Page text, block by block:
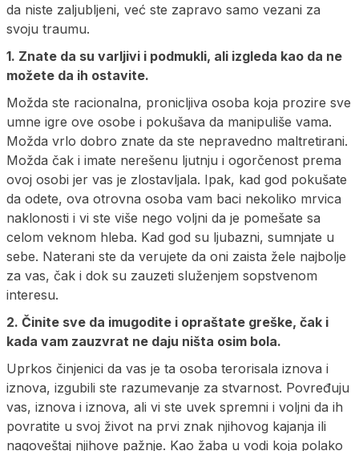
da niste zaljubljeni, već ste zapravo samo vezani za
svoju traumu.
1. Znate da su varljivi i podmukli, ali izgleda kao da ne
možete da ih ostavite.
Možda ste racionalna, pronicljiva osoba koja prozire sve
umne igre ove osobe i pokušava da manipuliše vama.
Možda vrlo dobro znate da ste nepravedno maltretirani.
Možda čak i imate nerešenu ljutnju i ogorčenost prema
ovoj osobi jer vas je zlostavljala. Ipak, kad god pokušate
da odete, ova otrovna osoba vam baci nekoliko mrvica
naklonosti i vi ste više nego voljni da je pomešate sa
celom veknom hleba. Kad god su ljubazni, sumnjate u
sebe. Naterani ste da verujete da oni zaista žele najbolje
za vas, čak i dok su zauzeti služenjem sopstvenom
interesu.
2. Činite sve da imugodite i opraštate greške, čak i
kada vam zauzvrat ne daju ništa osim bola.
Uprkos činjenici da vas je ta osoba terorisala iznova i
iznova, izgubili ste razumevanje za stvarnost. Povređuju
vas, iznova i iznova, ali vi ste uvek spremni i voljni da ih
povratite u svoj život na prvi znak njihovog kajanja ili
nagoveštaj njihove pažnje. Kao žaba u vodi koja polako